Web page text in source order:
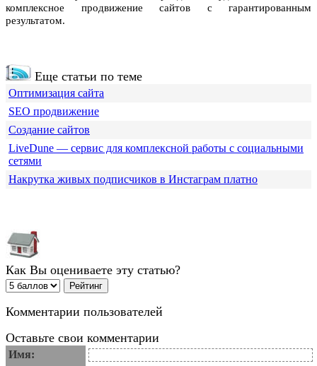
комплексное продвижение сайтов с гарантированным
результатом.
Еще статьи по теме
Оптимизация сайта
SEO продвижение
Создание сайтов
LiveDune — сервис для комплексной работы с социальными
сетями
Накрутка живых подписчиков в Инстаграм платно
Как Вы оцениваете эту статью?
Комментарии пользователей
Оставьте свои комментарии
Имя: